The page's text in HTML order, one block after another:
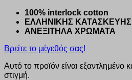
100% interlock cotton
ΕΛΛΗΝΙΚΗΣ ΚΑΤΑΣΚΕΥΗΣ
ΑΝΕΞΙΤΗΛΑ ΧΡΩΜΑΤΑ
Βρείτε το μέγεθός σας!
Αυτό το προϊόν είναι εξαντλημένο
στιγμή.